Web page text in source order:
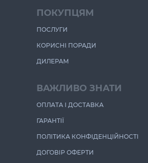
ПОКУПЦЯМ
ПОСЛУГИ
КОРИСНІ ПОРАДИ
ДИЛЕРАМ
ВАЖЛИВО ЗНАТИ
ОПЛАТА І ДОСТАВКА
ГАРАНТІЇ
ПОЛІТИКА КОНФІДЕНЦІЙНОСТІ
ДОГОВІР ОФЕРТИ